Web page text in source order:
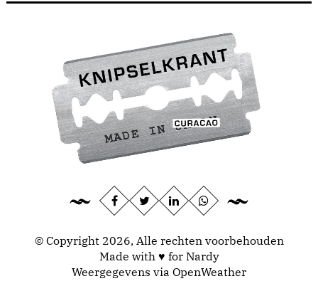
© Copyright 2026, Alle rechten voorbehouden
Made with ♥ for Nardy
Weergegevens via OpenWeather